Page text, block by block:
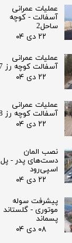
عملیات عمرانی
آسفالت - کوچه
ساحل2
۲۲ دی ۰۴
عملیات عمرانی
آسفالت کوچه رز 7
۲۲ دی ۰۴
عملیات عمرانی
آسفالت کوچه رز 8
۲۲ دی ۰۴
نصب المان
دست‌های پدر - پل
اسپی‌رود
۲۲ دی ۰۴
پیشرفت سوله
موتوری - گلستاند
پسماند
۰۸ دی ۰۴